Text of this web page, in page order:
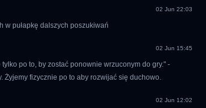
w pułapkę dalszych poszukiwań
02 Jun 22:03
po to, by zostać ponownie wrzuconym do gry." -
Żyjemy fizycznie po to aby rozwijać się duchowo.
02 Jun 15:45
02 Jun 12:02